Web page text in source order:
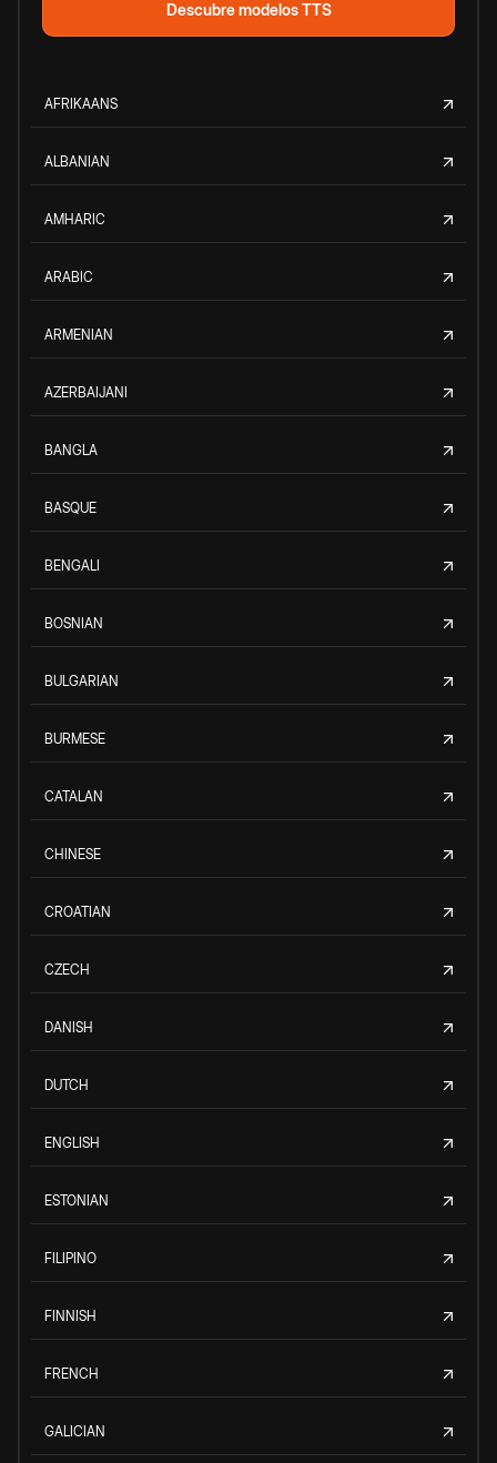
Descubre modelos TTS
AFRIKAANS
ALBANIAN
AMHARIC
ARABIC
ARMENIAN
AZERBAIJANI
BANGLA
BASQUE
BENGALI
BOSNIAN
BULGARIAN
BURMESE
CATALAN
CHINESE
CROATIAN
CZECH
DANISH
DUTCH
ENGLISH
ESTONIAN
FILIPINO
FINNISH
FRENCH
GALICIAN